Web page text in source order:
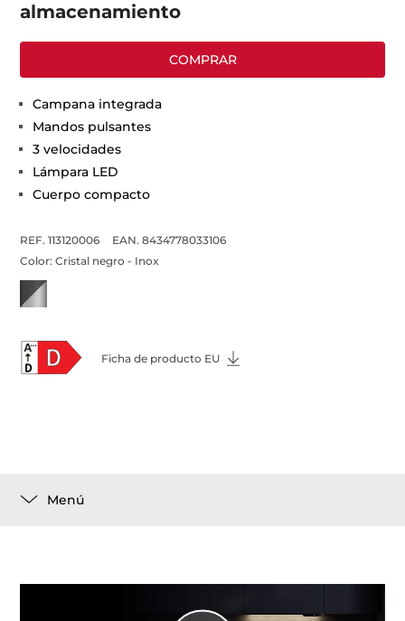
almacenamiento
COMPRAR
Campana integrada
Mandos pulsantes
3 velocidades
Lámpara LED
Cuerpo compacto
REF. 113120006
EAN. 8434778033106
Color:Cristal negro - Inox
Ficha de producto EU
Menú